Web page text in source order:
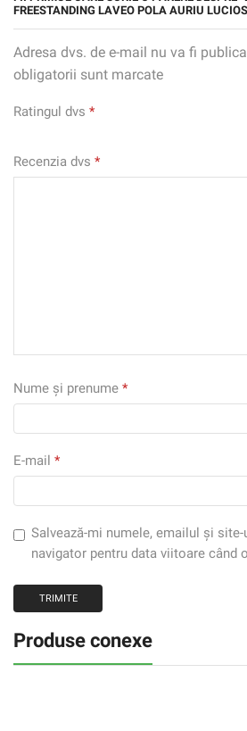
FREESTANDING LAVEO POLA AURIU
Adresa dvs. de e-mail nu va fi
obligatorii sunt marcate
Ratingul dvs *
Recenzia dvs *
Nume și prenume *
E-mail *
Salvează-mi numele, emailul și
navigator pentru data viitoare când
Produse conexe